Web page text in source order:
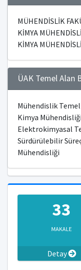
MÜHENDİSLİK
KİMYA
KİMYA
ÜAK Temel Alan
Mühendislik Temel
Kimya Mühendisliği
Elektrokimyasal
Sürdürülebilir
Mühendisliği
33
MAKALE
Detay